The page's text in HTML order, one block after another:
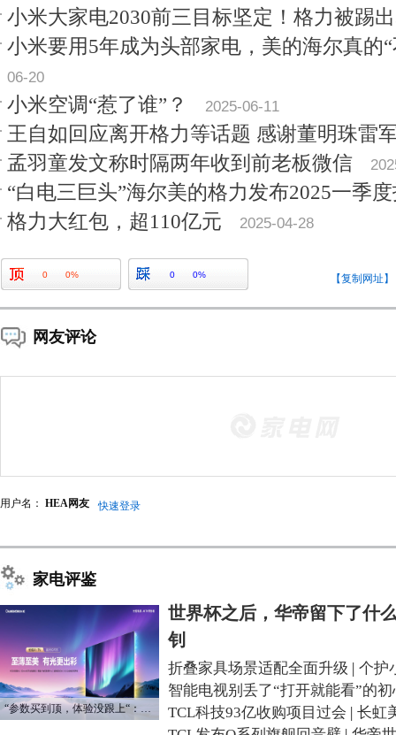
小米大家电2030前三目标坚定！格力被踢
小米要用5年成为头部家电，美的海尔真的
06-20
小米空调“惹了谁”？ 2025-06-11
王自如回应离开格力等话题 感谢董明珠雷
孟羽童发文称时隔两年收到前老板微信
“白电三巨头”海尔美的格力发布2025一季
格力大红包，超110亿元
2025-04-28
0 0% 0 0% 【复制网址】
网友评论
用户名： HEA网友 快速登录
家电评鉴
“参数买到顶，体验没跟上“：长虹追光Q70S给高端电视打了个样
世界杯之后，华帝留下了什
钊
折叠家具场景适配全面升级 | 个护
智能电视别丢了“打开就能看”的初
TCL科技93亿收购项目过会 | 长虹